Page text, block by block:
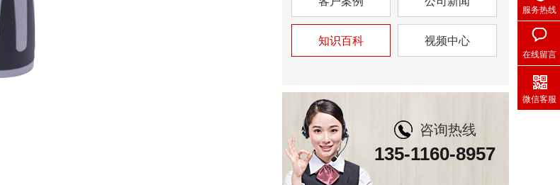
知识百科 视频中心
咨询热线
135-1160-8957
服务热线
在线留言
微信客服